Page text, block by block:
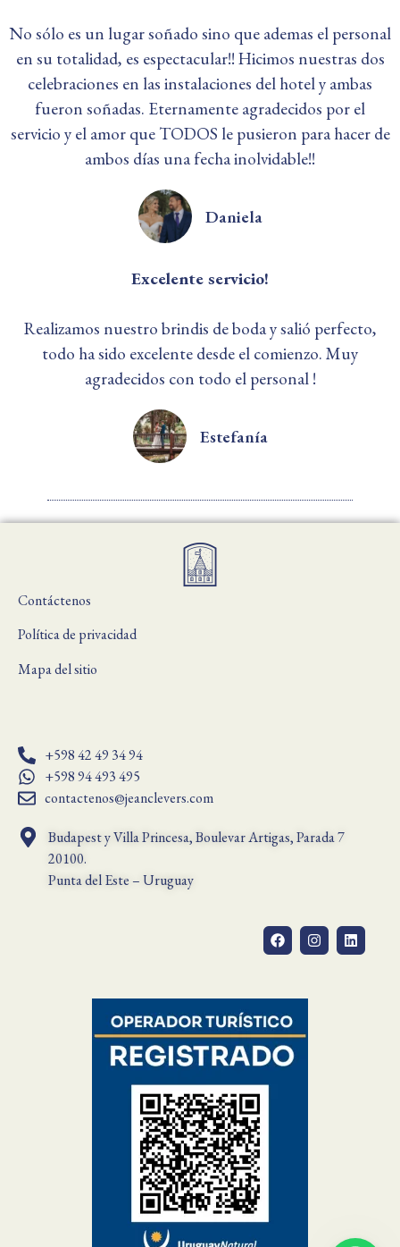
No sólo es un lugar soñado sino que ademas el personal
en su totalidad, es espectacular!! Hicimos nuestras dos
celebraciones en las instalaciones del hotel y ambas
fueron soñadas. Eternamente agradecidos por el
servicio y el amor que TODOS le pusieron para hacer de
ambos días una fecha inolvidable!!
Daniela
Excelente servicio!
Realizamos nuestro brindis de boda y salió perfecto,
todo ha sido excelente desde el comienzo. Muy
agradecidos con todo el personal !
Estefanía
Contáctenos
Política de privacidad
Mapa del sitio
+598 42 49 34 94
+598 94 493 495
contactenos@jeanclevers.com
Budapest y Villa Princesa, Boulevar Artigas, Parada 7
20100.
Punta del Este – Uruguay